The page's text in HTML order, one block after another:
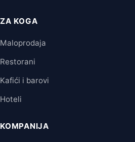
ZA KOGA
Maloprodaja
Restorani
Kafići i barovi
Hoteli
KOMPANIJA